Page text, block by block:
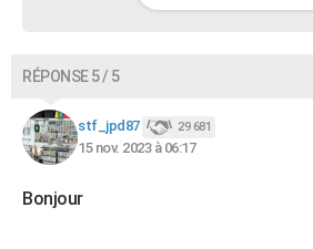
RÉPONSE 5 / 5
stf_jpd87 29 681
15 nov. 2023 à 06:17
Bonjour